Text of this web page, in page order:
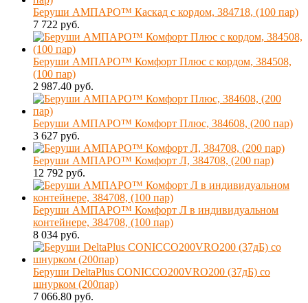
Беруши АМПАРО™ Каскад с кордом, 384718, (100 пар)
7 722 руб.
Беруши АМПАРО™ Комфорт Плюс с кордом, 384508,
(100 пар)
2 987.40 руб.
Беруши АМПАРО™ Комфорт Плюс, 384608, (200 пар)
3 627 руб.
Беруши АМПАРО™ Комфорт Л, 384708, (200 пар)
12 792 руб.
Беруши АМПАРО™ Комфорт Л в индивидуальном
контейнере, 384708, (100 пар)
8 034 руб.
Беруши DeltaPlus CONICCO200VRO200 (37дБ) со
шнурком (200пар)
7 066.80 руб.